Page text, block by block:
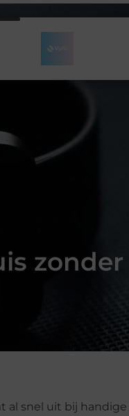
zonder
al snel uit bij handige